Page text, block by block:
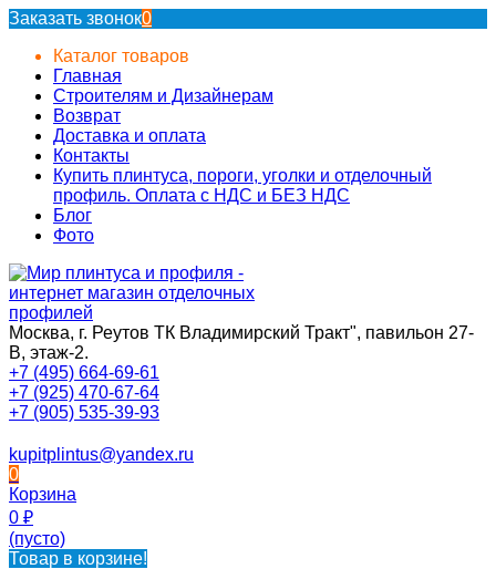
Заказать звонок0
Каталог товаров
Главная
Строителям и Дизайнерам
Возврат
Доставка и оплата
Контакты
Купить плинтуса, пороги, уголки и отделочный
профиль. Оплата с НДС и БЕЗ НДС
Блог
Фото
Москва, г. Реутов ТК Владимирский Тракт", павильон 27-
В, этаж-2.
+7 (495) 664-69-61
+7 (925) 470-67-64
+7 (905) 535-39-93
kupitplintus@yandex.ru
0
Корзина
0 ₽
(пусто)
Товар в корзине!